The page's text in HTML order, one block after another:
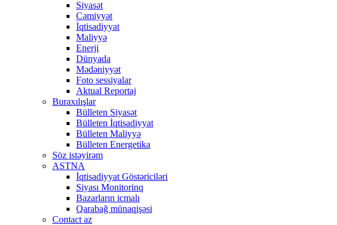
Siyasət
Cəmiyyət
İqtisadiyyat
Maliyyə
Enerji
Dünyada
Mədəniyyət
Foto sessiyalar
Aktual Reportaj
Buraxılışlar
Bülleten Siyasət
Bülleten İqtisadiyyat
Bülleten Maliyyə
Bülleten Energetika
Söz istəyirəm
ASTNA
İqtisadiyyat Göstəriciləri
Siyası Monitorinq
Bazarların icmalı
Qarabağ münaqişəsi
Contact az